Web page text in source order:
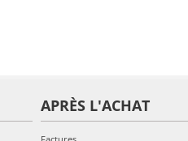
APRÈS L'ACHAT